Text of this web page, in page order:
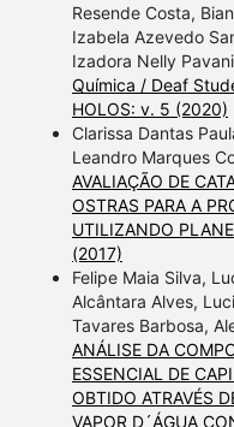
Resende Costa,
Izabela Azevedo
Izadora Nelly
Química / Deaf
HOLOS: v. 5 (2020)
Clarissa Dantas
Leandro Marques
AVALIAÇÃO DE
OSTRAS PARA A
UTILIZANDO
(2017)
Felipe Maia Silva,
Alcântara Alves,
Tavares Barbosa,
ANÁLISE DA
ESSENCIAL DE
OBTIDO ATRAVÉS
VAPOR D´ÁGUA